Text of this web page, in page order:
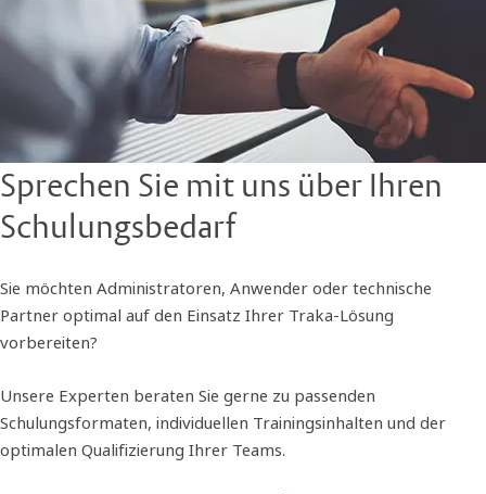
Sprechen Sie mit uns über Ihren
Schulungsbedarf
Sie möchten Administratoren, Anwender oder technische
Partner optimal auf den Einsatz Ihrer Traka-Lösung
vorbereiten?
Unsere Experten beraten Sie gerne zu passenden
Schulungsformaten, individuellen Trainingsinhalten und der
optimalen Qualifizierung Ihrer Teams.